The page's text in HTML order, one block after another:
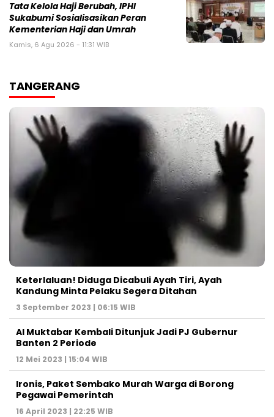
Tata Kelola Haji Berubah, IPHI
Sukabumi Sosialisasikan Peran
Kementerian Haji dan Umrah
Kamis, 6 Agu 2026 - 11:31 WIB
TANGERANG
Keterlaluan! Diduga Dicabuli Ayah Tiri, Ayah
Kandung Minta Pelaku Segera Ditahan
3 September 2023 | 06:15 WIB
Al Muktabar Kembali Ditunjuk Jadi PJ Gubernur
Banten 2 Periode
12 Mei 2023 | 15:04 WIB
Ironis, Paket Sembako Murah Warga di Borong
Pegawai Pemerintah
16 April 2023 | 22:25 WIB